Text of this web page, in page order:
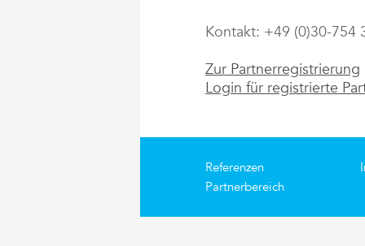
Kontakt: +49 (0)30-754
Zur Partnerregistrierung
Login für registrierte
Referenzen
Partnerbereich